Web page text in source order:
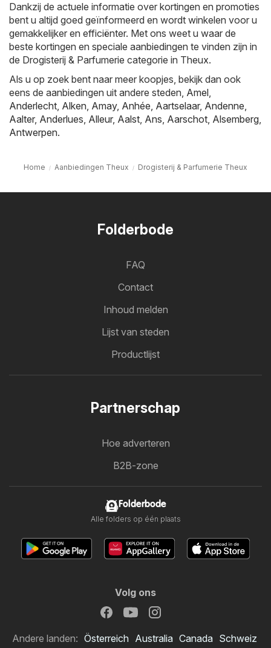
Dankzij de actuele informatie over kortingen en promoties
bent u altijd goed geïnformeerd en wordt winkelen voor u
gemakkelijker en efficiënter. Met ons weet u waar de
beste kortingen en speciale aanbiedingen te vinden zijn in
de Drogisterij & Parfumerie categorie in Theux.
Als u op zoek bent naar meer koopjes, bekijk dan ook
eens de aanbiedingen uit andere steden, Amel,
Anderlecht, Alken, Amay, Anhée, Aartselaar, Andenne,
Aalter, Anderlues, Alleur, Aalst, Ans, Aarschot, Alsemberg,
Antwerpen.
Home Aanbiedingen Theux Drogisterij & Parfumerie Theux
Folderbode
FAQ
Contact
Inhoud melden
Lijst van steden
Productlijst
Partnerschap
Hoe adverteren
B2B-zone
Folderbode
Alle folders op één plaats
Volg ons
Andere landen: Österreich Australia Canada Schweiz